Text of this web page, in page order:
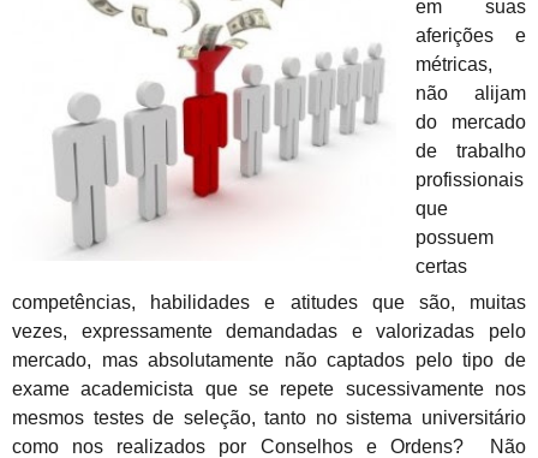
em suas
aferições e
métricas,
não alijam
do mercado
de trabalho
profissionais
que
possuem
certas
competências, habilidades e atitudes que são, muitas
vezes, expressamente demandadas e valorizadas pelo
mercado, mas absolutamente não captados pelo tipo de
exame academicista que se repete sucessivamente nos
mesmos testes de seleção, tanto no sistema universitário
como nos realizados por Conselhos e Ordens? Não